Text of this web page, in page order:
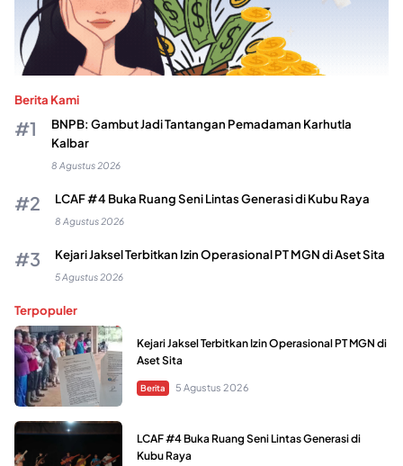
Berita Kami
BNPB: Gambut Jadi Tantangan Pemadaman Karhutla
Kalbar
8 Agustus 2026
LCAF #4 Buka Ruang Seni Lintas Generasi di Kubu Raya
8 Agustus 2026
Kejari Jaksel Terbitkan Izin Operasional PT MGN di Aset Sita
5 Agustus 2026
Terpopuler
Kejari Jaksel Terbitkan Izin Operasional PT MGN di
Aset Sita
Berita 5 Agustus 2026
LCAF #4 Buka Ruang Seni Lintas Generasi di
Kubu Raya